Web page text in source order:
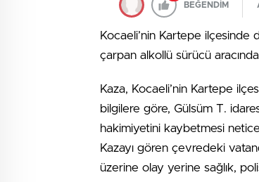
BEĞENDİM
Kocaeli’nin Kartepe
çarpan alkollü sürücü
Kaza, Kocaeli’nin Kartepe
bilgilere göre, Gülsüm T.
hakimiyetini kaybetmesi
Kazayı gören çevredeki
üzerine olay yerine sağlık,